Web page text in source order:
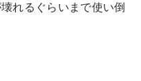
れるぐらいまで使い倒